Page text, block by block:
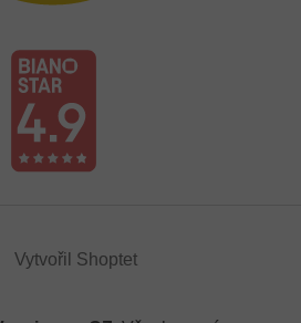
Vytvořil Shoptet